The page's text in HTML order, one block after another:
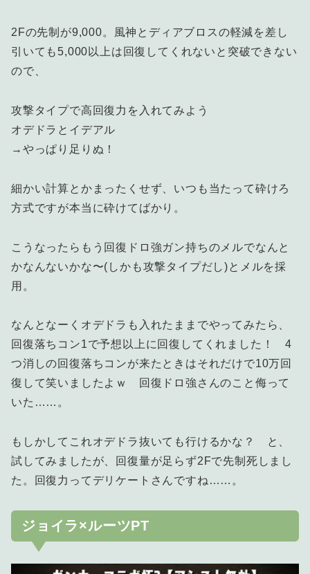
2Fの先制が9,000。風神とディアブロスの軽減を差し
引いても5,000以上は回復してくれないと突破できない
ので、
攻撃タイプで高回復力を入れてみよう
オデドラとイデアル
→やっぱり足りぬ！
細かい計算とかまったくせず、いつも当たって砕けろ
方式ですが本当に砕けてばかり。
こうなったらもう回復ドロ強ガン持ちのメルでなんと
かなんないかな〜(しかも攻撃タイプだし)とメルを採
用。
なんとなーくオデドラも入れたままでやってみたら、
回復落ちコン1で予想以上に回復してくれました！ 4
つ消しの回復落ちコンが来たときはそれだけで10万回
復して笑いましたよｗ 回復ドロ強さんのこと侮って
いた……。
もしかしてこれオデドラ抜いても行けるかな？ と、
試してみましたが、回復量が足らず2Fで先制死しまし
た。回復力ってデリケートさんですね……。
ジョイラ×ルーツPT